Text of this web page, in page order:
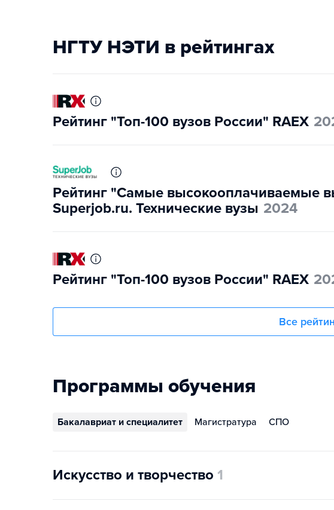
НГТУ НЭТИ в рейтингах
Рейтинг "Топ-100 вузов России" RAEX
Рейтинг "Самые высокооплачиваемые
Superjob.ru. Технические вузы 2024
Рейтинг "Топ-100 вузов России" RAEX
Все
Программы обучения
Бакалавриат и специалитет Магистратура СПО
Искусство и творчество 1